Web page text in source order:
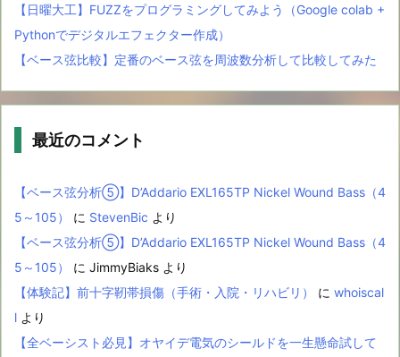
【日曜大工】FUZZをプログラミングしてみよう（Google colab +
Pythonでデジタルエフェクター作成）
【ベース弦比較】定番のベース弦を周波数分析して比較してみた
最近のコメント
【ベース弦分析⑤】D’Addario EXL165TP Nickel Wound Bass（4
5～105）
に StevenBic より
【ベース弦分析⑤】D’Addario EXL165TP Nickel Wound Bass（4
5～105）
に JimmyBiaks より
【体験記】前十字靭帯損傷（手術・入院・リハビリ）
に whoiscal
l より
【全ベーシスト必見】オヤイデ電気のシールドを一生懸命試して